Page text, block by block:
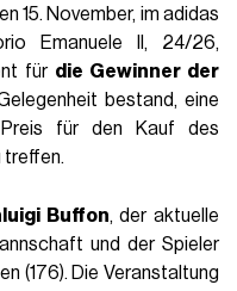
15. November, im adidas
Emanuele II, 24/26,
für die Gewinner der
bestand, eine
Preis für den Kauf des
treffen.
Buffon, der aktuelle
und der Spieler
(176). Die Veranstaltung